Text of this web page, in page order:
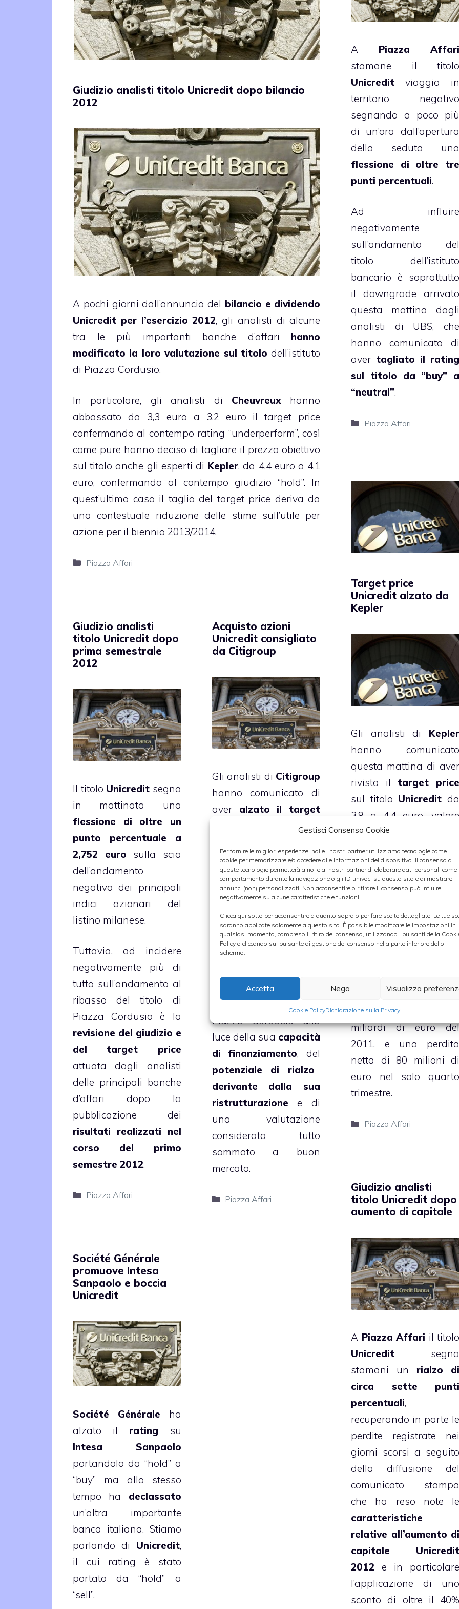
Gestisci Consenso Cookie
Per fornire le migliori esperienze, noi e i nostri partner utilizziamo tecnologie come i
cookie per memorizzare e/o accedere alle informazioni del dispositivo. Il consenso a
queste tecnologie permetterà a noi e ai nostri partner di elaborare dati personali come
comportamento durante la navigazione o gli ID univoci su questo sito e di mostrare
annunci (non) personalizzati. Non acconsentire o ritirare il consenso può influire
negativamente su alcune caratteristiche e funzioni.
Clicca qui sotto per acconsentire a quanto sopra o per fare scelte dettagliate. Le tue
saranno applicate solamente a questo sito. È possibile modificare le impostazioni in
qualsiasi momento, compreso il ritiro del consenso, utilizzando i pulsanti della
Policy o cliccando sul pulsante di gestione del consenso nella parte inferiore dello
schermo.
Accetta Nega Visualizza
Cookie PolicyDichiarazione sulla Privacy
Giudizio analisti titolo Unicredit dopo bilancio
2012
A pochi giorni dall’annuncio del bilancio e dividendo
Unicredit per l’esercizio 2012, gli analisti di alcune
tra le più importanti banche d’affari hanno
modificato la loro valutazione sul titolo dell’istituto
di Piazza Cordusio.
In particolare, gli analisti di Cheuvreuxhanno
abbassato da 3,3 euro a 3,2 euro il target price
confermando al contempo rating “underperform”, così
come pure hanno deciso di tagliare il prezzo obiettivo
sul titolo anche gli esperti di Kepler, da 4,4 euro a 4,1
euro, confermando al contempo giudizio “hold”. In
quest’ultimo caso il taglio del target price deriva da
una contestuale riduzione delle stime sull’utile per
azione per il biennio 2013/2014.
Categorie
Piazza Affari
A Piazza Affari
stamane il titolo
Unicredit viaggia in
territorio negativo
segnando a poco più
di un’ora dall’apertura
della seduta una
flessione di oltre tre
punti percentuali.
Ad influire
negativamente
sull’andamento del
titolo dell’istituto
bancario è soprattutto
il downgrade arrivato
questa mattina dagli
analisti di UBS, che
hanno comunicato di
aver tagliato il rating
sul titolo da “buy” a
“neutral”.
Categorie
Piazza Affari
Target price
Unicredit alzato da
Kepler
Gli analisti di Kepler
hanno comunicato
questa mattina di aver
rivisto il target price
sul titolo Unicredit da
3,9 a 4,4 euro, valore
che implica un
potenziale di rialzo del
4% circa, e le stime
relative all’utile per gli
esercizi 2012-2014.
In particolare, ora il
broker vede unutile
deciso miglioramento
rispetto al rosso di 9,2
miliardi di euro del
2011, e una perdita
netta di 80 milioni di
euro nel solo quarto
trimestre.
Categorie
Piazza Affari
Giudizio analisti
titolo Unicredit dopo
prima semestrale
2012
Il titolo Unicredit segna
in mattinata una
flessione di oltre un
punto percentuale a
2,752 euro sulla scia
dell’andamento
negativo dei principali
indici azionari del
listino milanese.
Tuttavia, ad incidere
negativamente più di
tutto sull’andamento al
ribasso del titolo di
Piazza Cordusio è la
revisione del giudizio e
del target price
attuata dagli analisti
delle principali banche
d’affari dopo la
pubblicazione dei
risultati realizzati nel
corso del primo
semestre 2012.
Categorie
Piazza Affari
Acquisto azioni
Unicredit consigliato
da Citigroup
Gli analisti di Citigroup
hanno comunicato di
aver alzato il target
price sul titolo
da 3,68 a 4,45 euro,
confermando al
contempo la
sul titolo.
Gli analisti della banca
consigliano l’acquisto
del titolo dell’istituto di
Piazza Cordusio alla
luce della sua capacità
di finanziamento, del
potenziale di rialzo
derivante dalla sua
ristrutturazione e di
una valutazione
considerata tutto
sommato a buon
mercato.
Categorie
Piazza Affari
Giudizio analisti
titolo Unicredit dopo
aumento di capitale
A Piazza Affari il titolo
Unicredit segna
stamani un rialzo di
circa sette punti
percentuali,
recuperando in parte le
perdite registrate nei
giorni scorsi a seguito
della diffusione del
comunicato stampa
che ha reso note le
caratteristiche
relative all’aumento di
capitale Unicredit
2012 e in particolare
l’applicazione di uno
sconto di oltre il 40%
Société Générale
promuove Intesa
Sanpaolo e boccia
Unicredit
Société Générale ha
alzato il rating su
Intesa Sanpaolo
portandolo da “hold” a
“buy” ma allo stesso
tempo ha declassato
un’altra importante
banca italiana. Stiamo
parlando di Unicredit,
il cui rating è stato
portato da “hold” a
“sell”.